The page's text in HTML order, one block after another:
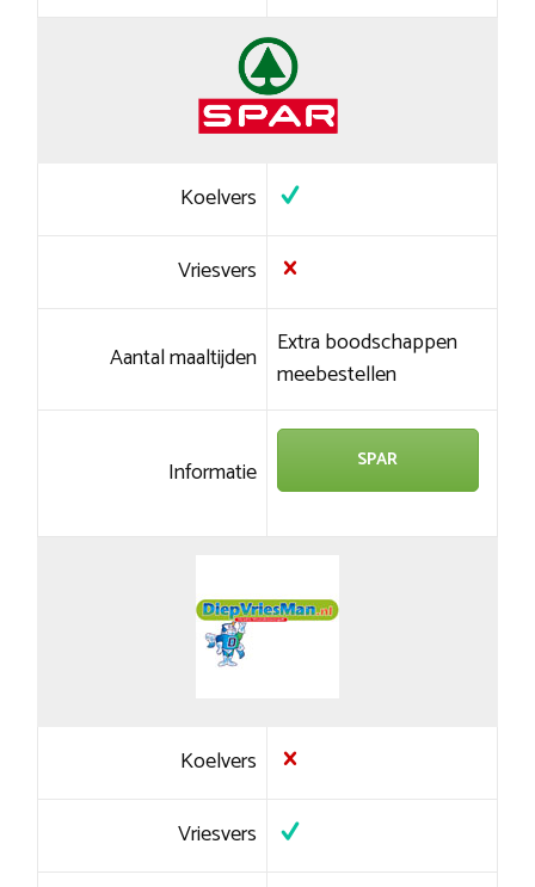
Koelvers
Vriesvers
Aantal maaltijden Extra boodschappen
meebestellen
Informatie SPAR
Koelvers
Vriesvers